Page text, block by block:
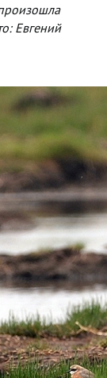
Евгений